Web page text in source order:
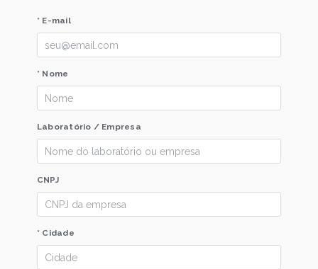
* E-mail
* Nome
Laboratório / Empresa
CNPJ
* Cidade